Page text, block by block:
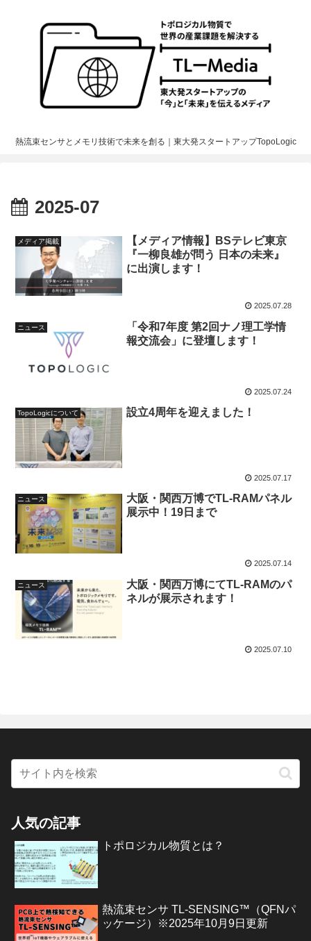
熱流束センサとメモリ技術で未来を創る｜東大発スタートアップTopoLogic
2025-07
メディア掲載
【メディア情報】BSテレビ東京
『⼀柳良雄が問う ⽇本の未来』
に出演します！
2025.07.28
ニュース
「令和7年度 第2回ナノ理工学情
報交流会」に登壇します！
2025.07.24
TopoLogicについて 設立4周年を迎えました！
2025.07.17
ニュース
大阪・関西万博でTL-RAMパネル
展示中！19日まで
2025.07.14
ニュース
大阪・関西万博にてTL-RAMのパ
ネルが展示されます！
2025.07.10
人気の記事
トポロジカル物質とは？
熱流束センサ TL-SENSING™（QFNパ
ッケージ）※2025年10月9日更新